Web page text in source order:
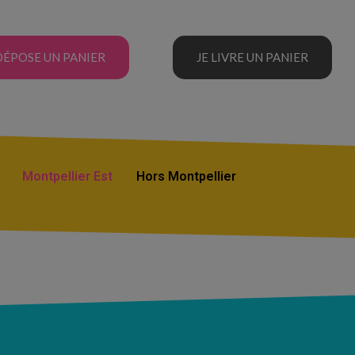
UN PANIER JE LIVRE UN PANIER
Montpellier Est Hors Montpellier